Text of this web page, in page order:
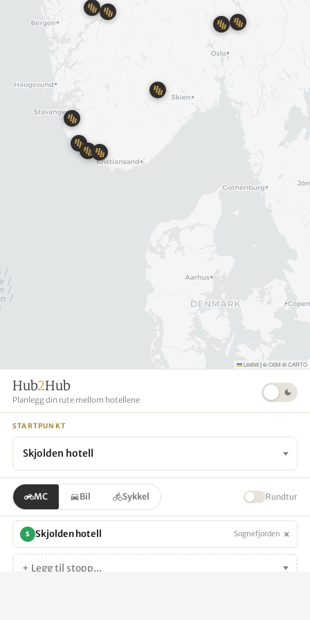
Hub2Hub
Planlegg din rute mellom hotellene
STARTPUNKT
Skjolden hotell
MC Bil Sykkel Rundtur
S Skjolden hotell Sognefjorden ×
+ Legg til stopp...
Leaflet|©OSM ©CARTO